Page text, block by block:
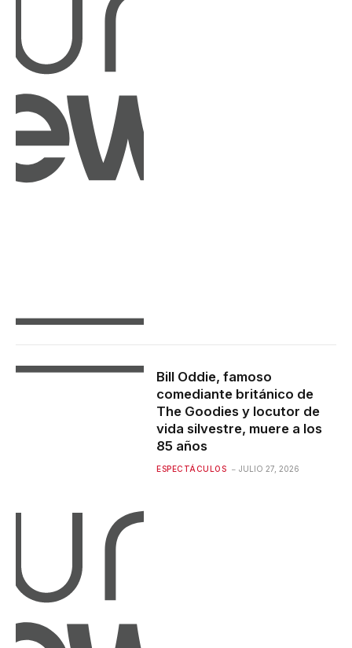
Bill Oddie, famoso
comediante británico de
The Goodies y locutor de
vida silvestre, muere a los
85 años
ESPECTÁCULOS JULIO 27, 2026